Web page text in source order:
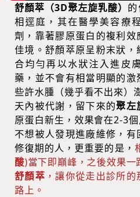
舒顏萃（3D聚左旋乳酸）
相逕庭，其在醫學美容療
劑，靠著膠原蛋白的複利
佳境。舒顏萃原呈粉末狀
合均勻再以水狀注入進皮
藥，並不會有相當明顯的
些許水腫（幾乎看不出來）
天內被代謝，留下來的聚左
原蛋白新生，效果會在2-3
不想被人發現進廠維修，
修復期的人，更重要的是，
酸)當下即巔峰，之後效果
舒顏萃 ，讓你從走出診所
路上。